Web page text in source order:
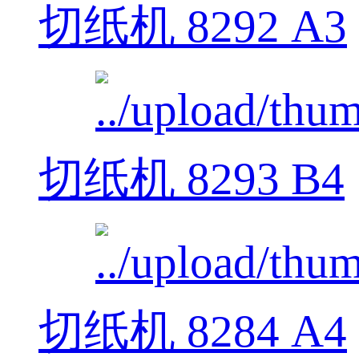
切纸机 8292 A3
切纸机 8293 B4
切纸机 8284 A4